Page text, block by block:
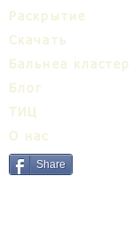
Раскрытие
Cкачать
Бальнеa кластер
Блог
ТИЦ
О нас
Share